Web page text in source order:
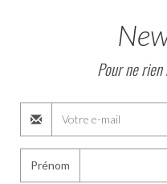
Pour ne rien
Prénom